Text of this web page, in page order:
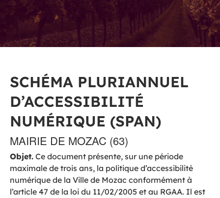
SCHÉMA PLURIANNUEL
D’ACCESSIBILITÉ
NUMÉRIQUE (SPAN)
MAIRIE DE MOZAC (63)
Objet. Ce document présente, sur une période
maximale de trois ans, la politique d’accessibilité
numérique de la Ville de Mozac conformément à
l’article 47 de la loi du 11/02/2005 et au RGAA. Il est